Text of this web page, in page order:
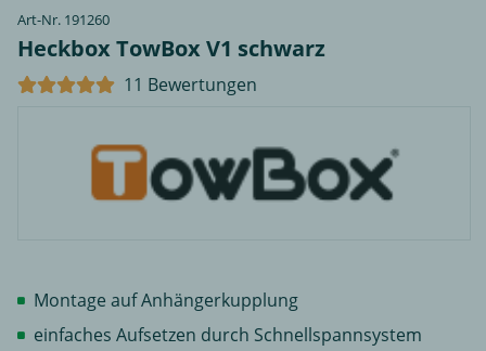
Art-Nr. 191260
Heckbox TowBox V1 schwarz
11 Bewertungen
Montage auf Anhängerkupplung
einfaches Aufsetzen durch Schnellspannsystem